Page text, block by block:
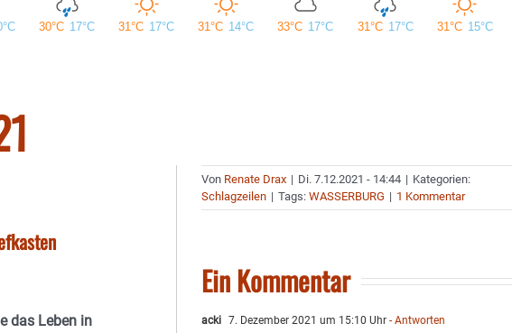
das Leben in
Von Renate Drax | Di. 7.12.2021 - 14:44 | Kategorien:
Schlagzeilen | Tags:WASSERBURG | 1 Kommentar
Ein Kommentar
acki 7. Dezember 2021 um 15:10 Uhr - Antworten